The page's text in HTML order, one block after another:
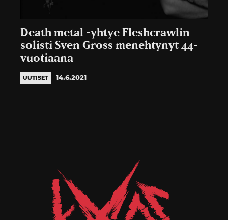
Death metal -yhtye Fleshcrawlin
solisti Sven Gross menehtynyt 44-
vuotiaana
UUTISET 14.6.2021